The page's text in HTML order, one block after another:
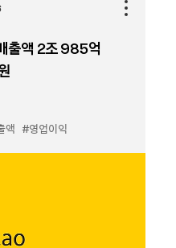
출액 2조 985억
액 #영업이익